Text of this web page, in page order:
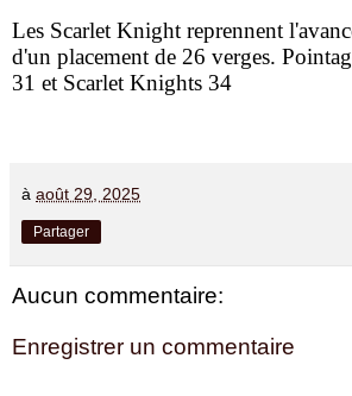
Les Scarlet Knight reprennent
d'un placement de 26 verges.
31 et Scarlet Knights 34
à août 29, 2025
Partager
Aucun commentaire:
Enregistrer un commentaire